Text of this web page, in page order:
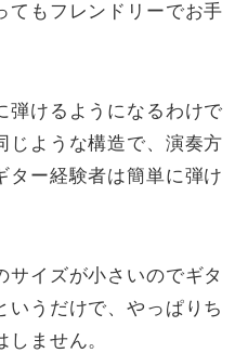
てもフレンドリーでお手
弾けるようになるわけで
じような構造で、演奏方
ター経験者は簡単に弾け
サイズが小さいのでギタ
いうだけで、やっぱりち
ません。